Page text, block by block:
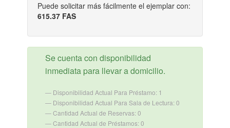
Puede solicitar más fácilmente el ejemplar con:
615.37 FAS
Se cuenta con disponibilidad
inmediata para llevar a domicilio.
Disponibilidad Actual Para Préstamo: 1
Disponibilidad Actual Para Sala de Lectura: 0
Cantidad Actual de Reservas: 0
Cantidad Actual de Préstamos: 0